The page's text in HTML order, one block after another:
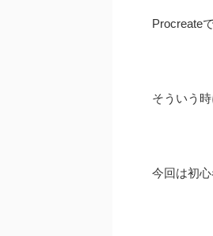
Procreate
そういう
今回は初